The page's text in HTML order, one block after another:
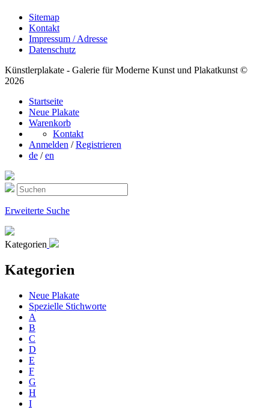
Sitemap
Kontakt
Impressum / Adresse
Datenschutz
Künstlerplakate - Galerie für Moderne Kunst und Plakatkunst ©
2026
Startseite
Neue Plakate
Warenkorb
Kontakt
Anmelden / Registrieren
de /en
Erweiterte Suche
Kategorien
Kategorien
Neue Plakate
Spezielle Stichworte
A
B
C
D
E
F
G
H
I